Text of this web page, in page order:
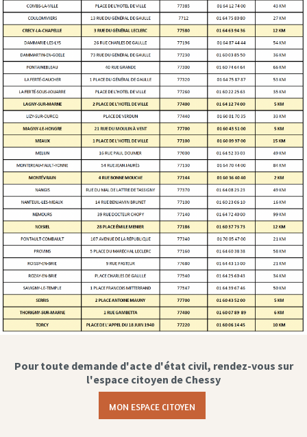
Pour toute demande d'acte d'état civil, rendez-vous sur
l'espace citoyen de Chessy
MON ESPACE CITOYEN